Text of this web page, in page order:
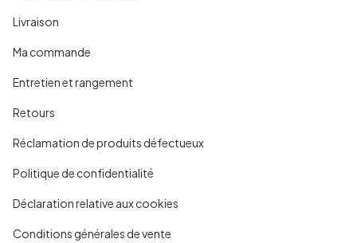
Livraison
Ma commande
Entretien et rangement
Retours
Réclamation de produits défectueux
Politique de confidentialité
Déclaration relative aux cookies
Conditions générales de vente